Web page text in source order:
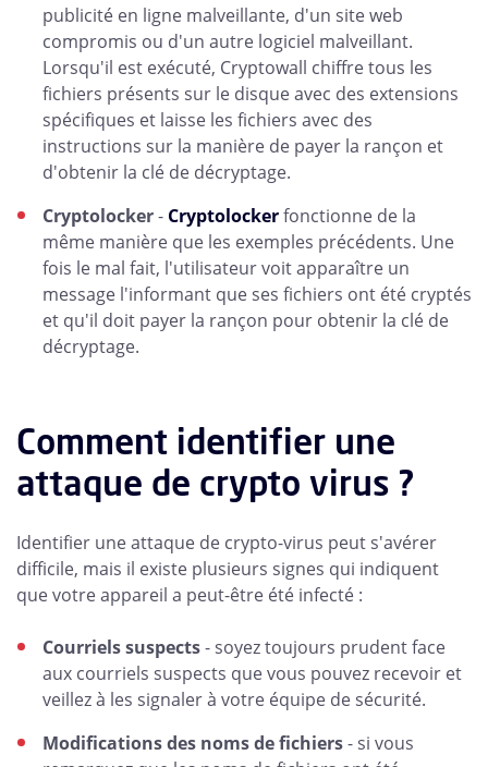
publicité en ligne malveillante, d'un site web
compromis ou d'un autre logiciel malveillant.
Lorsqu'il est exécuté, Cryptowall chiffre tous les
fichiers présents sur le disque avec des extensions
spécifiques et laisse les fichiers avec des
instructions sur la manière de payer la rançon et
d'obtenir la clé de décryptage.
Cryptolocker- Cryptolockerfonctionne de la
même manière que les exemples précédents. Une
fois le mal fait, l'utilisateur voit apparaître un
message l'informant que ses fichiers ont été cryptés
et qu'il doit payer la rançon pour obtenir la clé de
décryptage.
Comment identifier une
attaque de crypto virus ?
Identifier une attaque de crypto-virus peut s'avérer
difficile, mais il existe plusieurs signes qui indiquent
que votre appareil a peut-être été infecté :
Courriels suspects- soyez toujours prudent face
aux courriels suspects que vous pouvez recevoir et
veillez à les signaler à votre équipe de sécurité.
Modifications des noms de fichiers- si vous